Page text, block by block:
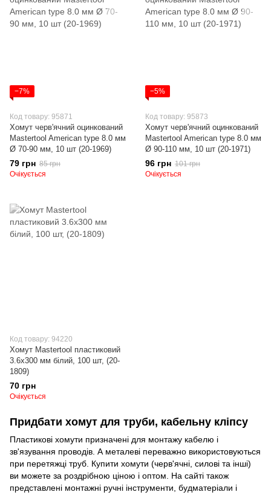
−7%
Код товару: 95871
Хомут черв'ячний оцинкований
Mastertool American type 8.0 мм
Ø 70-90 мм, 10 шт (20-1969)
79 грн 85 грн
Очікується
−5%
Код товару: 95873
Хомут черв'ячний оцинкований
Mastertool American type 8.0 мм
Ø 90-110 мм, 10 шт (20-1971)
96 грн 101 грн
Очікується
Код товару: 94220
Хомут Mastertool пластиковий
3.6х300 мм білий, 100 шт, (20-
1809)
70 грн
Очікується
Придбати хомут для труби, кабельну кліпсу
Пластикові хомути призначені для монтажу кабелю і
зв'язування проводів. А металеві переважно використовуються
при перетяжці труб. Купити хомути (черв'ячні, силові та інші)
ви можете за роздрібною ціною і оптом. На сайті також
представлені монтажні ручні інструменти, будматеріали і